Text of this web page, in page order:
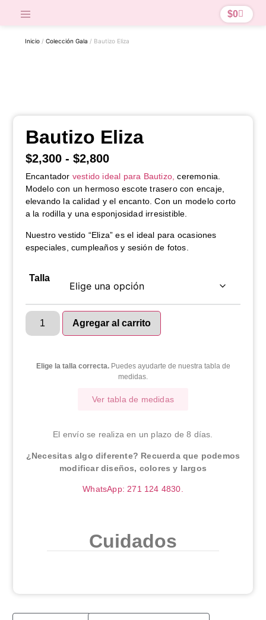
$0
Inicio /Colección Gala / Bautizo Eliza
Bautizo Eliza
$2,300 - $2,800
Encantador vestido ideal para Bautizo, ceremonia.
Modelo con un hermoso escote trasero con encaje,
elevando la calidad y el encanto. Con un modelo corto
a la rodilla y una esponjosidad irresistible.
Nuestro vestido “Eliza” es el ideal para ocasiones
especiales, cumpleaños y sesión de fotos.
Talla
Agregar al carrito
Elige la talla correcta.Puedes ayudarte de nuestra tabla de
medidas.
Ver tabla de medidas
El envío se realiza en un plazo de 8 días.
¿Necesitas algo diferente? Recuerda que podemos
modificar diseños, colores y largos
WhatsApp: 271 124 4830.
Cuidados